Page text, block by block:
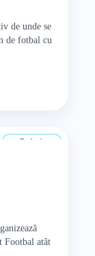
de unde se
de fotbal cu
De la 4 ani
Footbal atât